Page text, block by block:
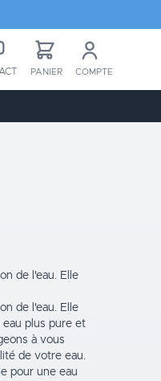
PANIER COMPTE
de l'eau. Elle
de l'eau. Elle
eau plus pure et
à vous
de votre eau.
pour une eau